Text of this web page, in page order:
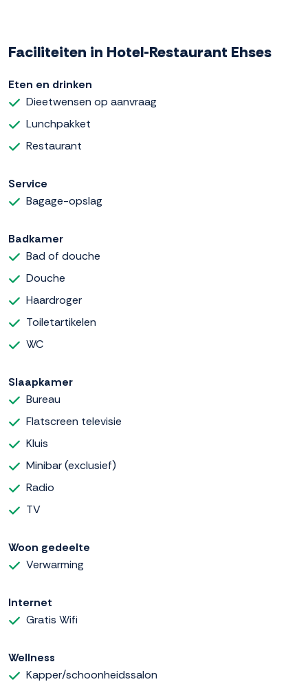
Faciliteiten in Hotel-Restaurant Ehses
Eten en drinken
Dieetwensen op aanvraag
Lunchpakket
Restaurant
Service
Bagage-opslag
Badkamer
Bad of douche
Douche
Haardroger
Toiletartikelen
WC
Slaapkamer
Bureau
Flatscreen televisie
Kluis
Minibar (exclusief)
Radio
TV
Woon gedeelte
Verwarming
Internet
Gratis Wifi
Wellness
Kapper/schoonheidssalon